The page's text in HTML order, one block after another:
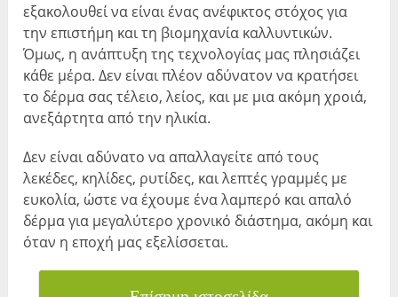
εξακολουθεί να είναι ένας ανέφικτος στόχος για
την επιστήμη και τη βιομηχανία καλλυντικών.
Όμως, η ανάπτυξη της τεχνολογίας μας πλησιάζει
κάθε μέρα. Δεν είναι πλέον αδύνατον να κρατήσει
το δέρμα σας τέλειο, λείος, και με μια ακόμη χροιά,
ανεξάρτητα από την ηλικία.
Δεν είναι αδύνατο να απαλλαγείτε από τους
λεκέδες, κηλίδες, ρυτίδες, και λεπτές γραμμές με
ευκολία, ώστε να έχουμε ένα λαμπερό και απαλό
δέρμα για μεγαλύτερο χρονικό διάστημα, ακόμη και
όταν η εποχή μας εξελίσσεται.